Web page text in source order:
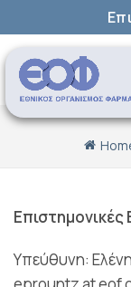
Επιστημονικές
Υπεύθυνη: